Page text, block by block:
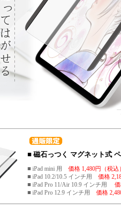
■ 磁石っつく マグネット式
■ iPad mini 用 価格 1,480円（税込）
■ iPad 10.2/10.5 インチ用 価格
■ iPad Pro 11/Air 10.9 インチ用
■ iPad Pro 12.9 インチ用 価格